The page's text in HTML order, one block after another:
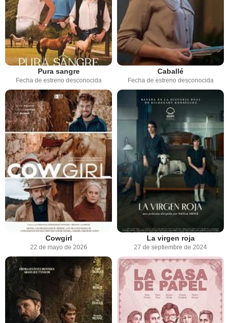
Pura sangre
Fecha de estreno desconocida
Caballé
Fecha de estreno desconocida
Cowgirl
22 de mayo de 2026
La virgen roja
27 de septiembre de 2024